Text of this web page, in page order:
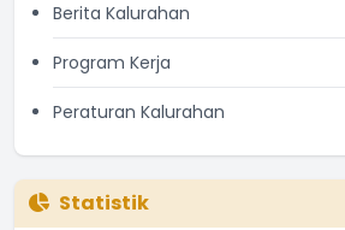
Berita Kalurahan
Program Kerja
Peraturan Kalurahan
Statistik